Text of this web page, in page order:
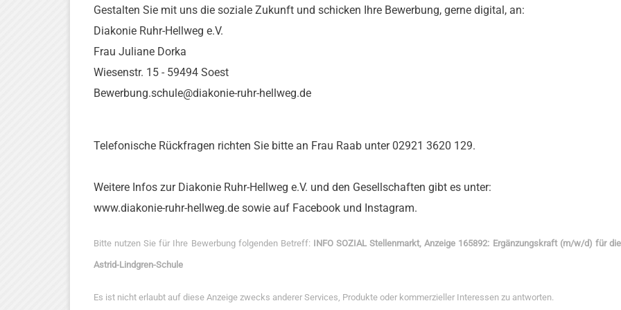
Gestalten Sie mit uns die soziale Zukunft und schicken Ihre Bewerbung, gerne digital, an:
Diakonie Ruhr-Hellweg e.V.
Frau Juliane Dorka
Wiesenstr. 15 - 59494 Soest
Bewerbung.schule@diakonie-ruhr-hellweg.de
Telefonische Rückfragen richten Sie bitte an Frau Raab unter 02921 3620 129.
Weitere Infos zur Diakonie Ruhr-Hellweg e.V. und den Gesellschaften gibt es unter:
www.diakonie-ruhr-hellweg.de sowie auf Facebook und Instagram.
Bitte nutzen Sie für Ihre Bewerbung folgenden Betreff: INFO SOZIAL Stellenmarkt, Anzeige 165892: Ergänzungskraft (m/w/d) für
Astrid-Lindgren-Schule
Es ist nicht erlaubt auf diese Anzeige zwecks anderer Services, Produkte oder kommerzieller Interessen zu antworten.